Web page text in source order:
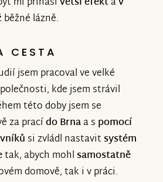
běžné lázně.
CESTA
jsem pracoval ve velké
kde jsem strávil
této doby jsem se
za pracído Brnaa s pomocí
si zvládl nastavitsystém
tak, abych mohlsamostatně
domově, tak i v práci.